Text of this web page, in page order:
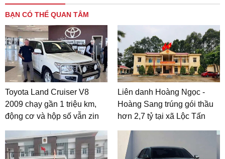
BẠN CÓ THỂ QUAN TÂM
Toyota Land Cruiser V8
2009 chạy gần 1 triệu km,
động cơ và hộp số vẫn zin
Liên danh Hoàng Ngọc -
Hoàng Sang trúng gói thầu
hơn 2,7 tỷ tại xã Lộc Tấn